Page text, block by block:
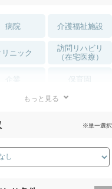
病院 介護福祉施設
リニック
訪問リハビリ
（在宅医療）
薬局・
もっと見る
※単一選択